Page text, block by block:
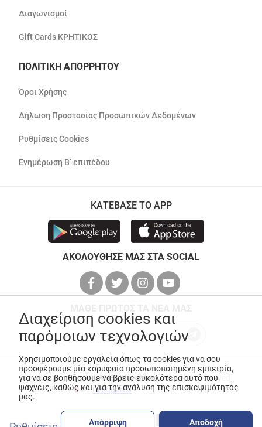
Διαγωνισμοί
Gift Cards ΚΡΗΤΙΚΟΣ
ΠΟΛΙΤΙΚΗ ΑΠΟΡΡΗΤΟΥ
Όροι Χρήσης
Δήλωση Προστασίας Προσωπικών Δεδομένων
Ρυθμίσεις Cookies
Ενημέρωση Β’ επιπέδου
ΚΑΤΕΒΑΣΕ ΤΟ APP
ΑΚΟΛΟΥΘΗΣΕ ΜΑΣ ΣΤΑ SOCIAL
© Copyright 2026ANEDIK Kritikos. All Rights Reserved
Made with
byDesquared
Διαχείριση cookies και
παρόμοιων τεχνολογιών
Χρησιμοποιούμε εργαλεία όπως τα cookies για να σου
προσφέρουμε μία κορυφαία προσωποποιημένη εμπειρία,
για να σε βοηθήσουμε να βρεις ευκολότερα αυτό που
ψάχνεις, καθώς και για την ανάλυση της επισκεψιμότητάς
μας.
Απόρριψη Αποδοχή